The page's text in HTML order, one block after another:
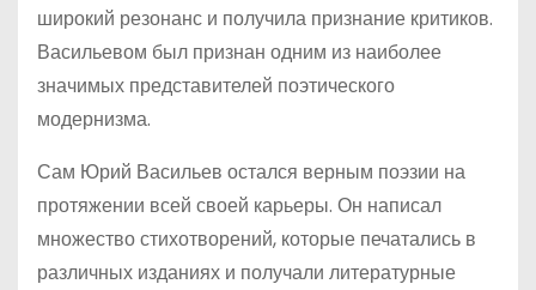
широкий резонанс и получила признание критиков.
Васильевом был признан одним из наиболее
значимых представителей поэтического
модернизма.
Сам Юрий Васильев остался верным поэзии на
протяжении всей своей карьеры. Он написал
множество стихотворений, которые печатались в
различных изданиях и получали литературные